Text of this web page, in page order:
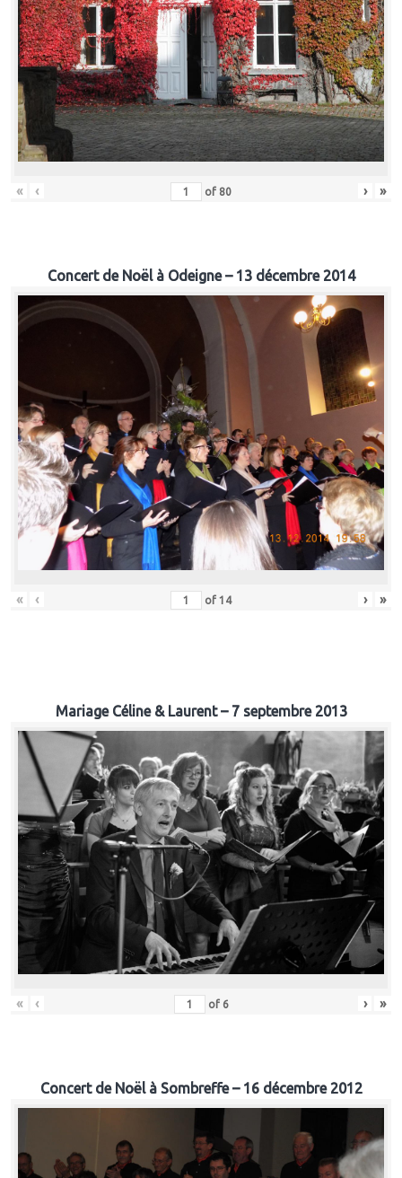
« ‹ of 80 › »
Concert de Noël à Odeigne – 13 décembre 2014
« ‹ of 14 › »
Mariage Céline & Laurent – 7 septembre 2013
« ‹ of 6 › »
Concert de Noël à Sombreffe – 16 décembre 2012